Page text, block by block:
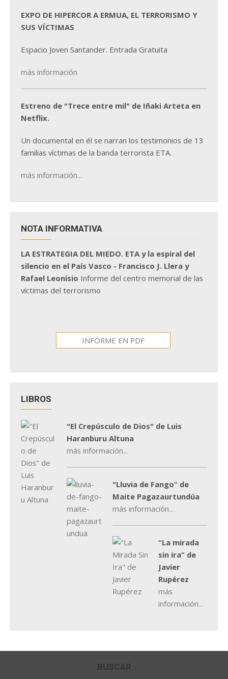
EXPO DE HIPERCOR A ERMUA, EL TERRORISMO Y
SUS VÍCTIMAS
Espacio Joven Santander. Entrada Gratuita
más información
Estreno de "Trece entre mil" de Iñaki Arteta en
Netflix.
Un documental en él se narran los testimonios de 13
familias víctimas de la banda terrorista ETA.
más información...
NOTA INFORMATIVA
LA ESTRATEGIA DEL MIEDO. ETA y la espiral del
silencio en el País Vasco - Francisco J. Llera y
Rafael Leonisio Informe del centro memorial de las
víctimas del terrorismo
INFORME EN PDF
LIBROS
"El Crepúsculo de Dios" de Luis
Haranburu Altuna
más información...
"Lluvia de Fango” de
Maite Pagazaurtundúa
más información...
“La mirada
sin ira” de
Javier
Rupérez
más
información...
BUSCAR